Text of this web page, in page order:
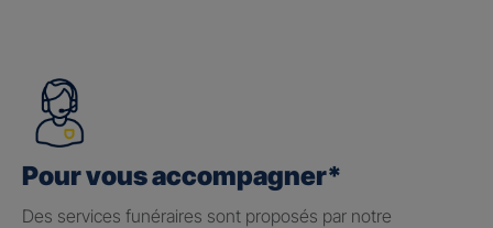
Pour vous accompagner*
Des services funéraires sont proposés par notre